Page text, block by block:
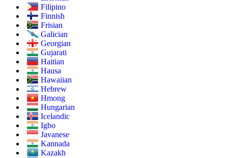
Filipino
Finnish
Frisian
Galician
Georgian
Gujarati
Haitian
Hausa
Hawaiian
Hebrew
Hmong
Hungarian
Icelandic
Igbo
Javanese
Kannada
Kazakh